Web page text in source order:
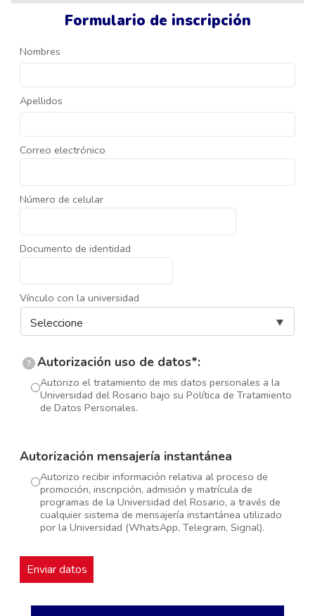
Formulario de inscripción
Nombres
Apellidos
Correo electrónico
Número de celular
Documento de identidad
Vínculo con la universidad
? Autorización uso de datos*:
Autorizo el tratamiento de mis datos personales a la
Universidad del Rosario bajo su Política de Tratamiento
de Datos Personales.
Autorización mensajería instantánea
Autorizo recibir información relativa al proceso de
promoción, inscripción, admisión y matrícula de
programas de la Universidad del Rosario, a través de
cualquier sistema de mensajería instantánea utilizado
por la Universidad (WhatsApp, Telegram, Signal).